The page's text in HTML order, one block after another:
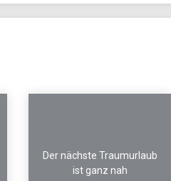
Der nächste Traumurlaub
ist ganz nah